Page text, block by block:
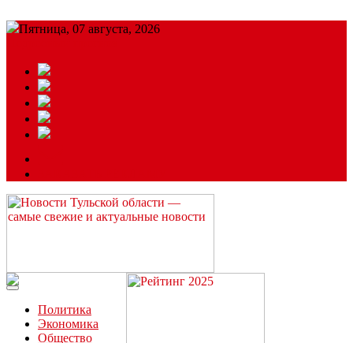
Пятница, 07 августа, 2026
Читайте последние новости дня в Тульской области на сайте
“ЗаНовомосковск”
Политика
Экономика
Общество